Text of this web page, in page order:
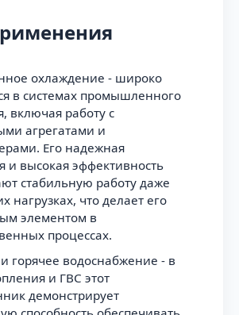
охлаждение - широко
в системах промышленного
включая работу с
агрегатами и
Его надежная
и высокая эффективность
стабильную работу даже
нагрузках, что делает его
элементом в
процессах.
горячее водоснабжение - в
и ГВС этот
демонстрирует